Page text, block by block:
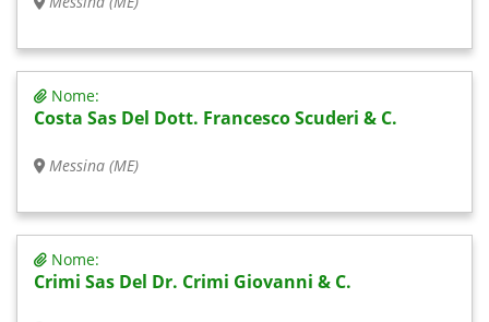
Nome:
Costa Sas Del Dott. Francesco Scuderi & C.
Messina (ME)
Nome:
Crimi Sas Del Dr. Crimi Giovanni & C.